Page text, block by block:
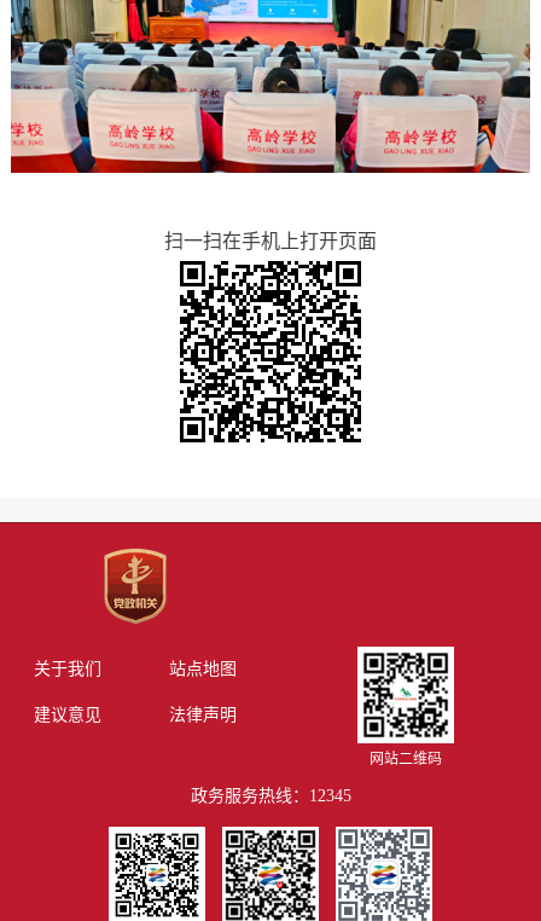
扫一扫在手机上打开页面
关于我们 站点地图
建议意见 法律声明
网站二维码
政务服务热线：12345